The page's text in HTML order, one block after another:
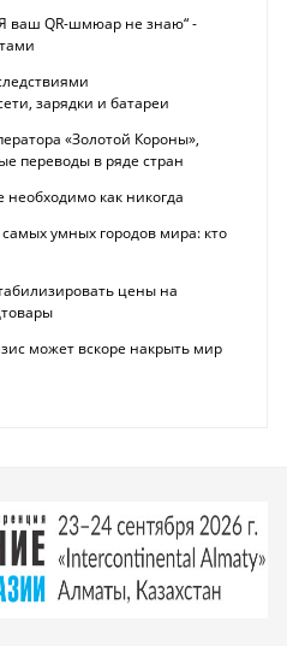
ваш QR-шмюар не знаю“ -
зарядки и батареи
«Золотой Короны»,
переводы в ряде стран
как никогда
умных городов мира: кто
цены на
может вскоре накрыть мир